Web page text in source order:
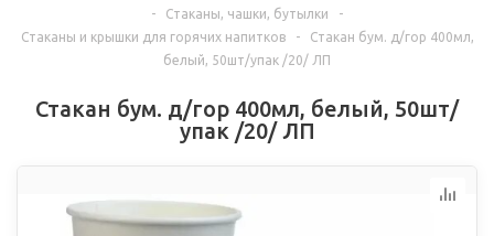
-
Стаканы, чашки, бутылки
-
Стаканы и крышки для горячих напитков
-
Стакан бум. д/гор 400мл,
белый, 50шт/упак /20/ ЛП
Стакан бум. д/гор 400мл, белый, 50шт/
упак /20/ ЛП